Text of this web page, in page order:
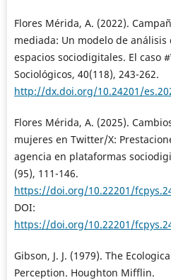
Flores Mérida, A. (2022).
mediada: Un modelo de análisis
espacios sociodigitales. El caso
Sociológicos, 40(118), 243-262.
http://dx.doi.org/10.24201/
Flores Mérida, A. (2025).
mujeres en Twitter/X:
agencia en plataformas
(95), 111-146.
https://doi.org/10.22201/
DOI:
https://doi.org/10.22201/
Gibson, J. J. (1979). The
Perception. Houghton Mifflin.